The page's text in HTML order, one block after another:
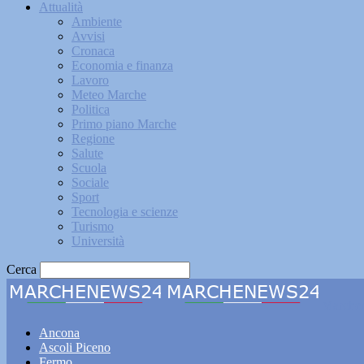
Attualità
Ambiente
Avvisi
Cronaca
Economia e finanza
Lavoro
Meteo Marche
Politica
Primo piano Marche
Regione
Salute
Scuola
Sociale
Sport
Tecnologia e scienze
Turismo
Università
Cerca
Ancona
Ascoli Piceno